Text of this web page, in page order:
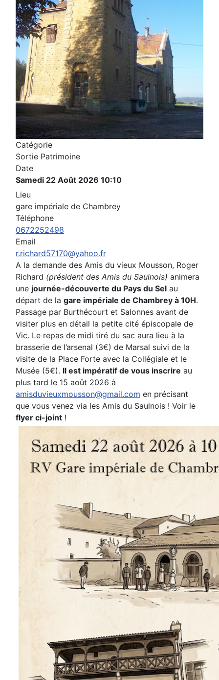
Catégorie
Sortie Patrimoine
Date
Samedi 22 Août 2026 10:10
Lieu
gare impériale de Chambrey
Téléphone
0672252498
Email
r.richard57170@yahoo.fr
A la demande des Amis du vieux Mousson, Roger
Richard (président des Amis du Saulnois) animera
une journée-découverte du Pays du Sel au
départ de la gare impériale de Chambrey à 10H.
Passage par Burthécourt et Salonnes avant de
visiter plus en détail la petite cité épiscopale de
Vic. Le repas de midi tiré du sac aura lieu à la
brasserie de l’arsenal (3€) de Marsal suivi de la
visite de la Place Forte avec la Collégiale et le
Musée (5€). Il est impératif de vous inscrire au
plus tard le 15 août 2026 à
amisduvieuxmousson@gmail.com en précisant
que vous venez via les Amis du Saulnois ! Voir le
flyer ci-joint !